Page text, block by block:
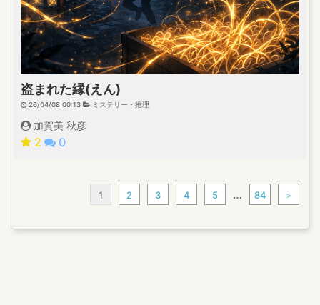
盗まれた縁(えん)
26/04/08 00:13 ミステリー・推理
加賀美 秋彦
2 0
1 2 3 4 5 … 84 ＞